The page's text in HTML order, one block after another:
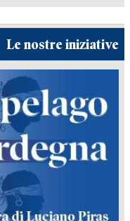
Le nostre iniziative